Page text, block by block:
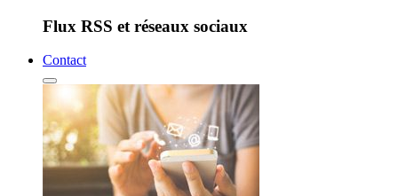
Flux RSS et réseaux sociaux
Contact